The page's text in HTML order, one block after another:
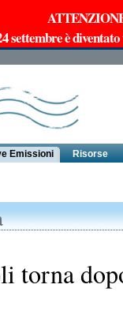
settembre è
Emissioni Risorse
torna